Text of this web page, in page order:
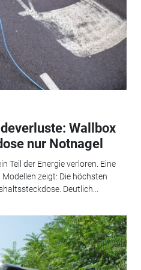
Wallbox
nur Notnagel
Teil der Energie verloren. Eine
zeigt: Die höchsten
Deutlich...